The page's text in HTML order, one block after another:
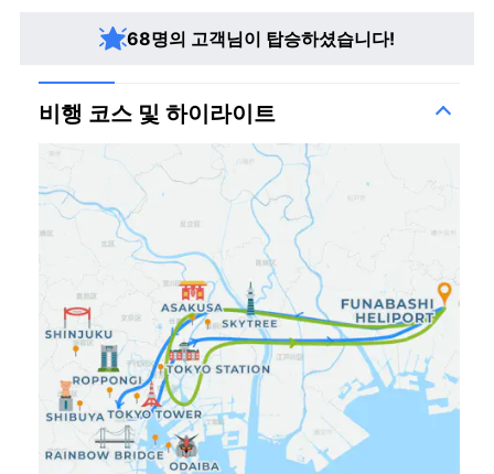
68명의 고객님이 탑승하셨습니다!
비행 코스 및 하이라이트